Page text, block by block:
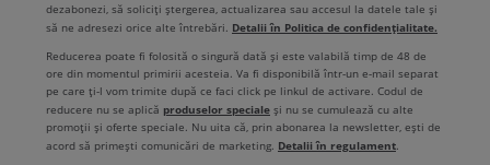
dezabonezi, să soliciți ștergerea, actualizarea sau accesul la datele tale și
să ne adresezi orice alte întrebări. Detalii în Politica de confidențialitate.
Reducerea poate fi folosită o singură dată și este valabilă timp de 48 de
ore din momentul primirii acesteia. Va fi disponibilă într-un e-mail separat
pe care ți-l vom trimite după ce faci click pe linkul de activare. Codul de
reducere nu se aplică produselor speciale și nu se cumulează cu alte
promoții și oferte speciale. Nu uita că, prin abonarea la newsletter, ești de
acord să primești comunicări de marketing. Detalii în regulament.